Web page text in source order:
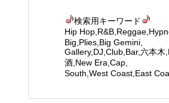
検索用キーワード
Hip
Big,Plies,Big Gemini,
Gallery,DJ,Club,Bar,六本
酒,New Era,Cap,
South,West Coast,East